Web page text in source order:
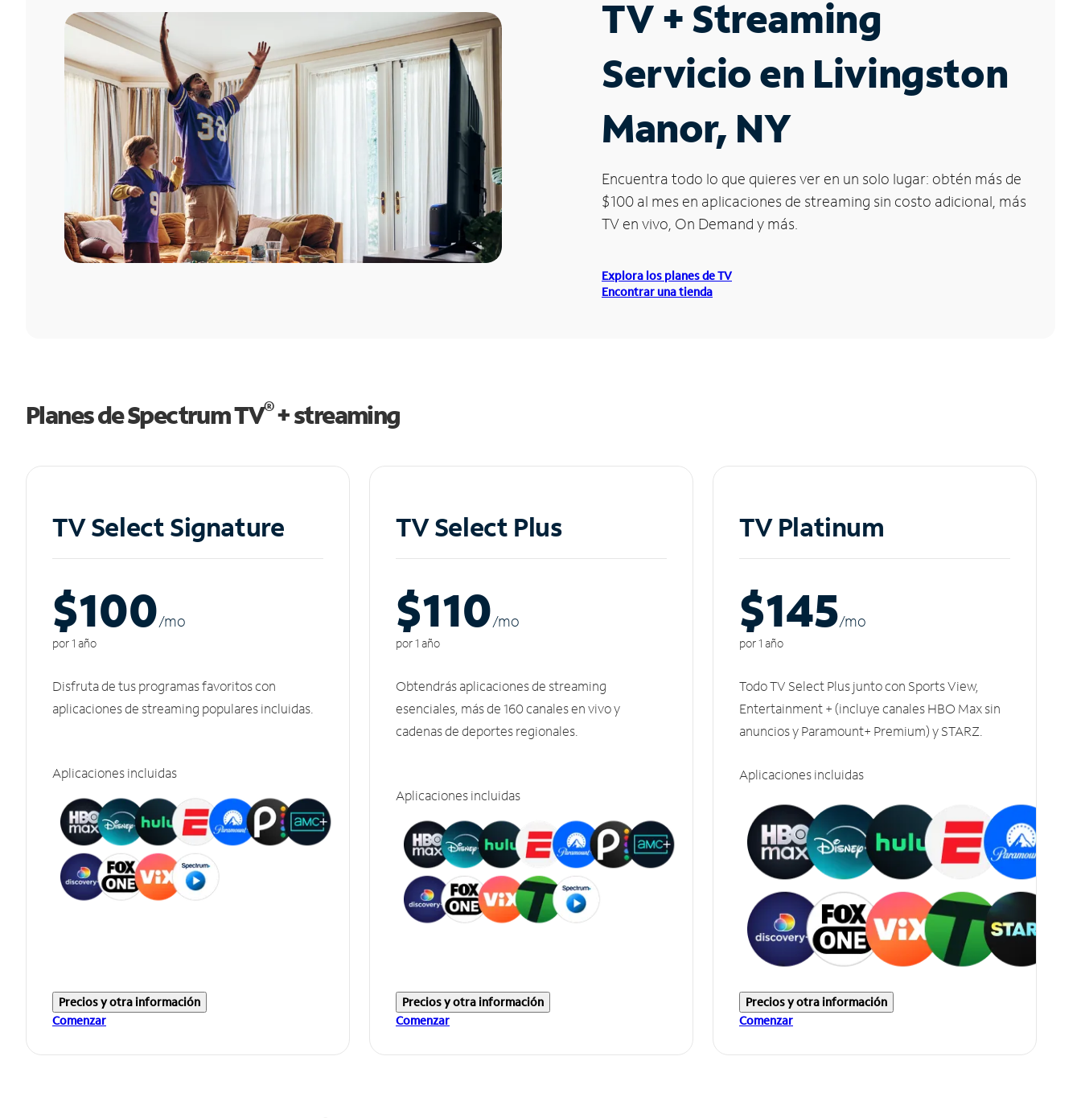
TV + Streaming
Servicio en Livingston
Manor, NY
Encuentra todo lo que quieres ver en un solo lugar: obtén más de
$100 al mes en aplicaciones de streaming sin costo adicional, más
TV en vivo, On Demand y más.
Explora los planes de TV
Encontrar una tienda
Planes de Spectrum TV®+ streaming
TV Select Signature
$100/mo
por 1 año
Disfruta de tus programas favoritos con
aplicaciones de streaming populares incluidas.
Aplicaciones incluidas
Precios y otra información
Comenzar
TV Select Plus
$110/mo
por 1 año
Obtendrás aplicaciones de streaming
esenciales, más de 160 canales en vivo y
cadenas de deportes regionales.
Aplicaciones incluidas
Precios y otra información
Comenzar
TV Platinum
$145/mo
por 1 año
Todo TV Select Plus junto con Sports View,
Entertainment + (incluye canales HBO Max sin
anuncios y Paramount+ Premium) y STARZ.
Aplicaciones incluidas
Precios y otra información
Comenzar